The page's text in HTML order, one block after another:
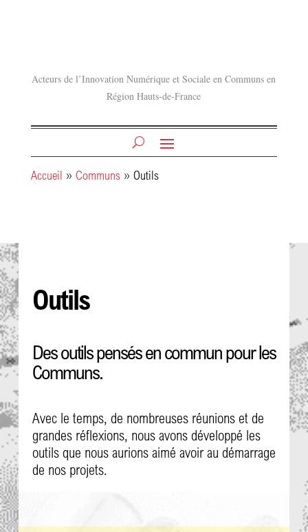
Acteurs de l’Innovation Numérique et Sociale en Communs en
Région Hauts-de-France
Accueil » Communs» Outils
Outils
Des outils pensés en commun pour les
Communs.
Avec le temps, de nombreuses réunions et de
grandes réflexions, nous avons développé les
outils que nous aurions aimé avoir au démarrage
de nos projets.